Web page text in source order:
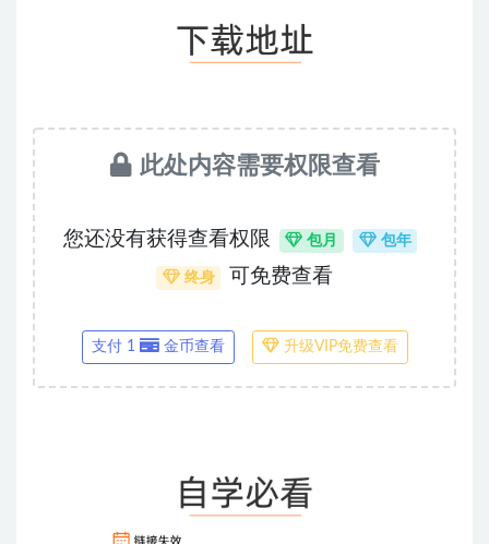
此处内容需要权限查看
您还没有获得查看权限 包月 包年
终身 可免费查看
支付 1 金币查看 升级VIP免费查看